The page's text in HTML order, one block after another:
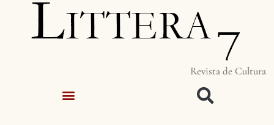
Revista de Cultura